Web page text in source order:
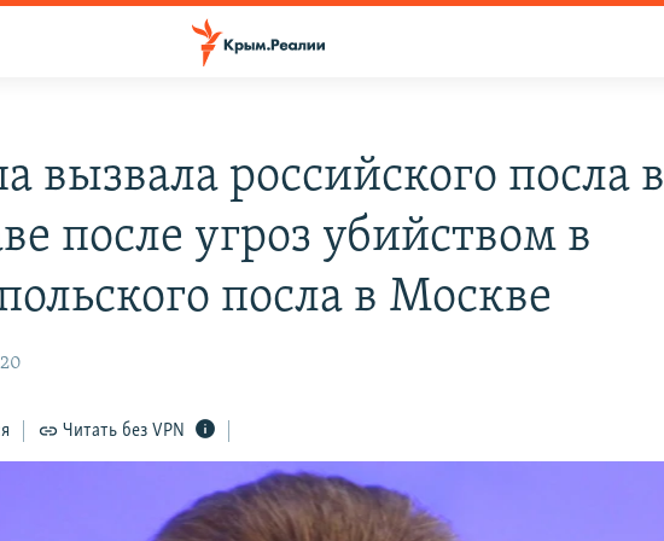
вызвала российского посла в
после угроз убийством в
посла в Москве
Читать без VPN